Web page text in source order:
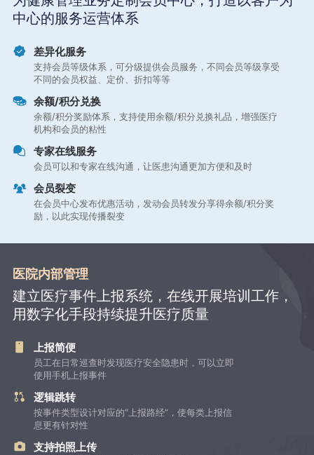
中心的服务运营体系
差异化服务
支持会员等级体系，可分级提供会员服务，不同会员等级享受
不同的会员权益、定价、折扣等等
余额/积分兑换
余额/积分奖励体系，支持使用余额/积分兑换礼品，增强医疗
机构和会员的粘性
专家在线服务
会员可以和专家在线沟通，让医患沟通更加方便和及时
会员裂变
在会员中心发布优惠活动，发动会员转发分享得余额/积分奖
励，以此实现传播裂变
医院内部管理
建立医疗事件上报系统，在线开展培训工作，
用数字化手段持续提升医疗质量
上报简便
员工在日常巡查时发现医疗安全隐患时，可以立即
使用手机上报事件
逻辑跳转
按事件类型设计对应的“上报路经”，使每类上报信
息更有针对性
支持拍照上传